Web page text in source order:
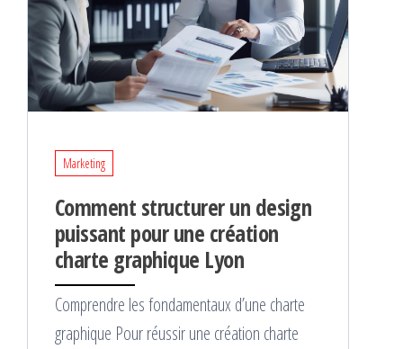
Marketing
Comment structurer un design
puissant pour une création
charte graphique Lyon
Comprendre les fondamentaux d’une charte
graphique Pour réussir une création charte